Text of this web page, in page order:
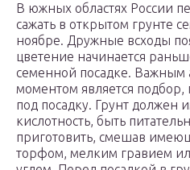
В южных областях России
сажать в открытом грунте
ноябре. Дружные всходы
цветение начинается
семенной посадке. Важным
моментом является подбор,
под посадку. Грунт
кислотность, быть
приготовить, смешав
торфом, мелким гравием